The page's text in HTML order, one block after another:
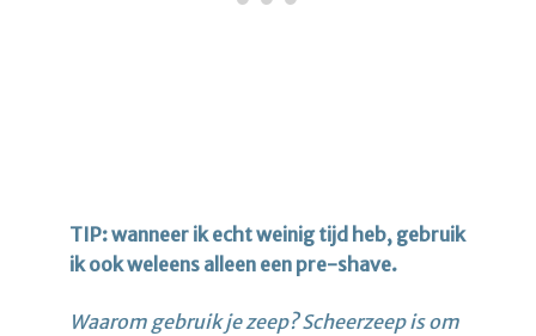
TIP: wanneer ik echt weinig tijd heb, gebruik
ik ook weleens alleen een pre-shave.
Waarom gebruik je zeep? Scheerzeep is om